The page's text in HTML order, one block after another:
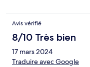
Avis vérifié
8/10 Très bien
17 mars 2024
Traduire avec Google